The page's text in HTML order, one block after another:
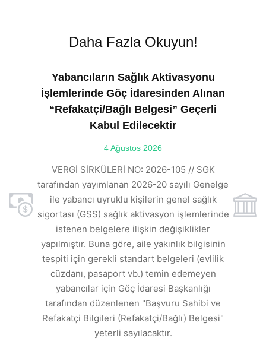
Daha Fazla Okuyun!
Yabancıların Sağlık Aktivasyonu
İşlemlerinde Göç İdaresinden Alınan
“Refakatçi/Bağlı Belgesi” Geçerli
Kabul Edilecektir
4 Ağustos 2026
VERGİ SİRKÜLERİ NO: 2026-105 // SGK
tarafından yayımlanan 2026-20 sayılı Genelge
ile yabancı uyruklu kişilerin genel sağlık
sigortası (GSS) sağlık aktivasyon işlemlerinde
istenen belgelere ilişkin değişiklikler
yapılmıştır. Buna göre, aile yakınlık bilgisinin
tespiti için gerekli standart belgeleri (evlilik
cüzdanı, pasaport vb.) temin edemeyen
yabancılar için Göç İdaresi Başkanlığı
tarafından düzenlenen "Başvuru Sahibi ve
Refakatçi Bilgileri (Refakatçi/Bağlı) Belgesi"
yeterli sayılacaktır.